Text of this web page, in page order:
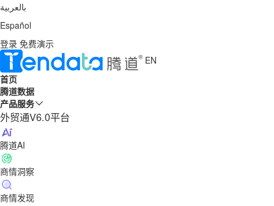
بالعربية
Español
登录 免费演示
EN
首页
腾道数据
产品服务
外贸通V6.0平台
腾道AI
商情洞察
商情发现